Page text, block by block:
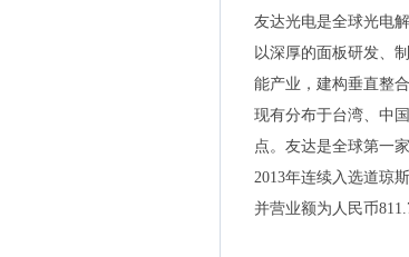
友达光电是全球光电
以深厚的面板研发、
能产业，建构垂直整
现有分布于台湾、中
点。友达是全球第一
2013年连续入选道琼
并营业额为人民币